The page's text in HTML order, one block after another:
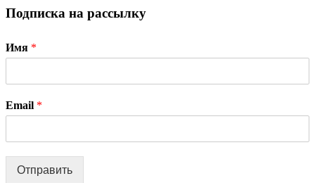
Подписка на рассылку
Имя *
Email *
Отправить